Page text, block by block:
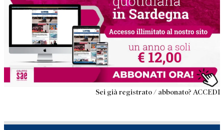
Sei già registrato / abbonato? ACCEDI